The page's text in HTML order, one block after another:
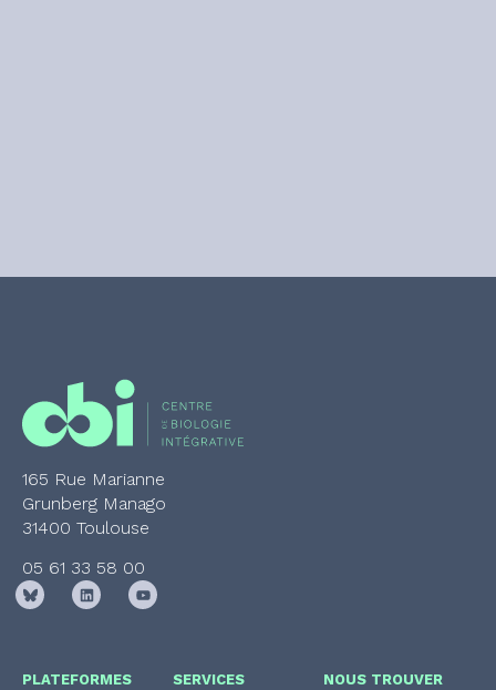
165 Rue Marianne
Grunberg Manago
31400 Toulouse
05 61 33 58 00
PLATEFORMES
SERVICES
NOUS TROUVER